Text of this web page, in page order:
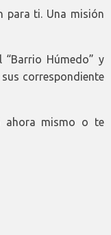
para ti. Una misión
Húmedo” y
correspondiente
ahora mismo o te